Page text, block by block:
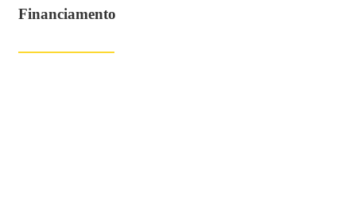
Financiamento